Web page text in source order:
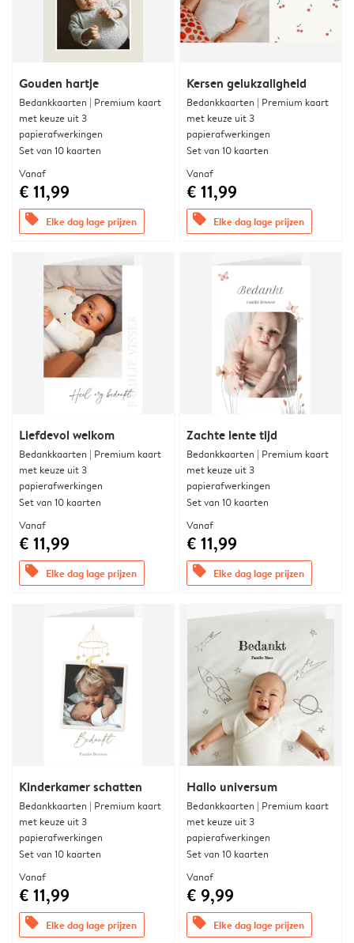
Gouden hartje
Bedankkaarten | Premium kaart
met keuze uit 3
papierafwerkingen
Set van 10 kaarten
Vanaf
€ 11,99
offers Elke dag lage prijzen
Kersen gelukzaligheid
Bedankkaarten | Premium kaart
met keuze uit 3
papierafwerkingen
Set van 10 kaarten
Vanaf
€ 11,99
offers Elke dag lage prijzen
Liefdevol welkom
Bedankkaarten | Premium kaart
met keuze uit 3
papierafwerkingen
Set van 10 kaarten
Vanaf
€ 11,99
offers Elke dag lage prijzen
Zachte lente tijd
Bedankkaarten | Premium kaart
met keuze uit 3
papierafwerkingen
Set van 10 kaarten
Vanaf
€ 11,99
offers Elke dag lage prijzen
Kinderkamer schatten
Bedankkaarten | Premium kaart
met keuze uit 3
papierafwerkingen
Set van 10 kaarten
Vanaf
€ 11,99
offers Elke dag lage prijzen
Hallo universum
Bedankkaarten | Premium kaart
met keuze uit 3
papierafwerkingen
Set van 10 kaarten
Vanaf
€ 9,99
offers Elke dag lage prijzen